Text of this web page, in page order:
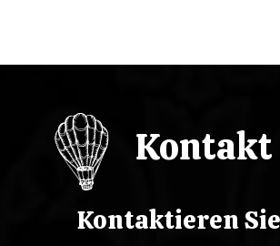
a
Kontakt
Kontaktieren